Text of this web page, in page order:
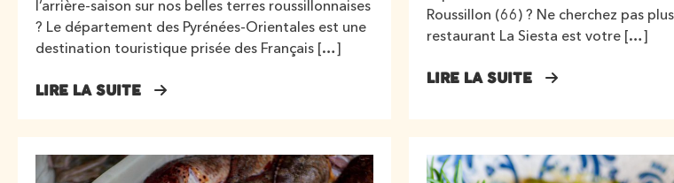
l’arrière-saison sur nos belles terres roussillonnaises
? Le département des Pyrénées-Orientales est une
destination touristique prisée des Français […]
LIRE LA SUITE
Roussillon (66) ? Ne cherchez pas
restaurant La Siesta est votre […]
LIRE LA SUITE